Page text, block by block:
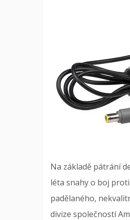
Na základě pátrání
léta snahy o boj
padělaného,
divize společností